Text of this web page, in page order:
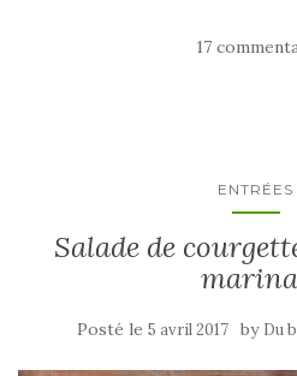
17
ENTRÉES
Salade de
Posté le 5 avril 2017 by Du